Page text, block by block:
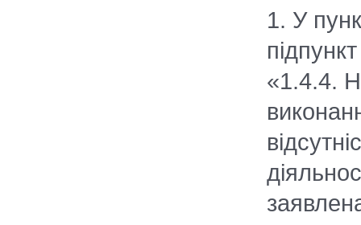
1. У
«1.4.4.